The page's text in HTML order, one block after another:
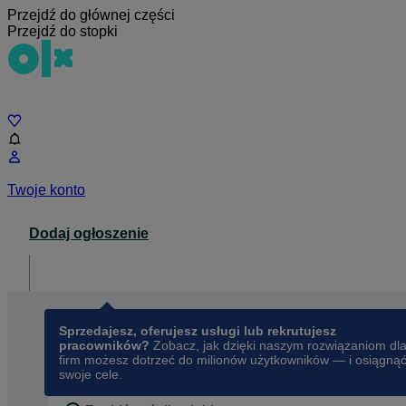
Przejdź do głównej części
Przejdź do stopki
Twoje konto
Dodaj ogłoszenie
Sprzedajesz, oferujesz usługi lub rekrutujesz
pracowników? Zobacz, jak dzięki naszym rozwiązaniom dla
firm możesz dotrzeć do milionów użytkowników — i osiągnąć
swoje cele.